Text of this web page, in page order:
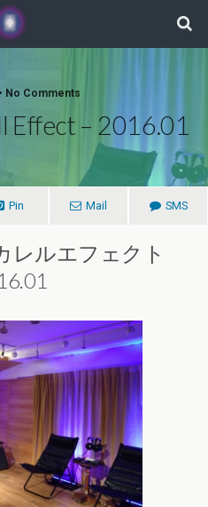
No Comments
Effect – 2016.01
Pin Mail SMS
レルエフェクト